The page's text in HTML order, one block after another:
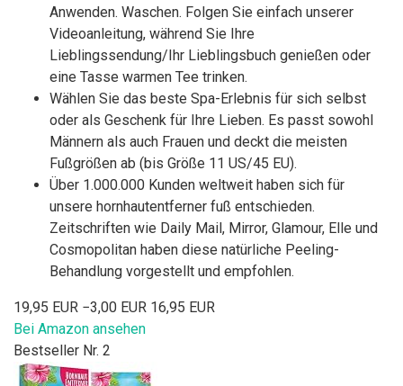
Anwenden. Waschen. Folgen Sie einfach unserer
Videoanleitung, während Sie Ihre
Lieblingssendung/Ihr Lieblingsbuch genießen oder
eine Tasse warmen Tee trinken.
Wählen Sie das beste Spa-Erlebnis für sich selbst
oder als Geschenk für Ihre Lieben. Es passt sowohl
Männern als auch Frauen und deckt die meisten
Fußgrößen ab (bis Größe 11 US/45 EU).
Über 1.000.000 Kunden weltweit haben sich für
unsere hornhautentferner fuß entschieden.
Zeitschriften wie Daily Mail, Mirror, Glamour, Elle und
Cosmopolitan haben diese natürliche Peeling-
Behandlung vorgestellt und empfohlen.
19,95 EUR −3,00 EUR 16,95 EUR
Bei Amazon ansehen
Bestseller Nr. 2